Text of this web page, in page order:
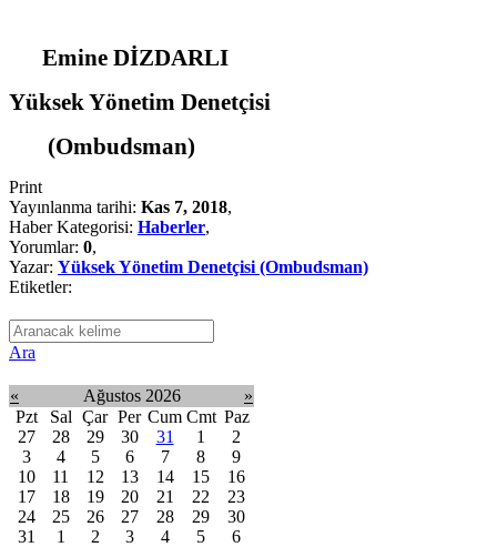
Emine DİZDARLI
Yüksek Yönetim Denetçisi
(Ombudsman)
Print
Yayınlanma tarihi: Kas 7, 2018,
Haber Kategorisi: Haberler,
Yorumlar: 0,
Yazar: Yüksek Yönetim Denetçisi (Ombudsman)
Etiketler:
Ara
« Ağustos 2026
»
Pzt
Sal Çar Per Cum Cmt Paz
27
28 29 30 31 1
2
3
4 5 6 7 8
9
10
11 12 13 14 15
16
17
18 19 20 21 22
23
24
25 26 27 28 29
30
31
1 2 3 4 5 6